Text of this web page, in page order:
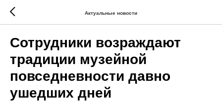
Актуальные новости
Сотрудники возраждают
традиции музейной
повседневности давно
ушедших дней